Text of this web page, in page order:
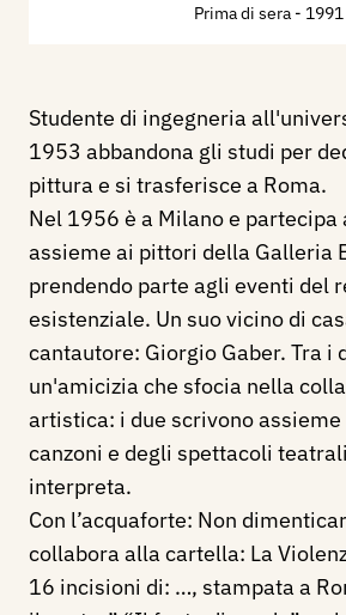
Prima di sera - 1991
Studente di ingegneria
1953 abbandona gli studi per
pittura e si trasferisce a Roma.
Nel 1956 è a Milano e partecipa
assieme ai pittori della Galleria
prendendo parte agli eventi del
esistenziale. Un suo vicino di
cantautore: Giorgio Gaber. Tra i
un'amicizia che sfocia nella
artistica: i due scrivono
canzoni e degli spettacoli
interpreta.
Con l’acquaforte: Non
collabora alla cartella: La
16 incisioni di: …, stampata a